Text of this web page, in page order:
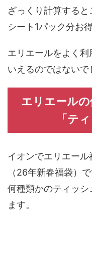
ざっくり計算する
シート1パック分お
エリエールをよく
いえるのではないで
エリエール
「テ
イオンでエリエー
（26年新春福袋）
何種類かのティッ
ます。